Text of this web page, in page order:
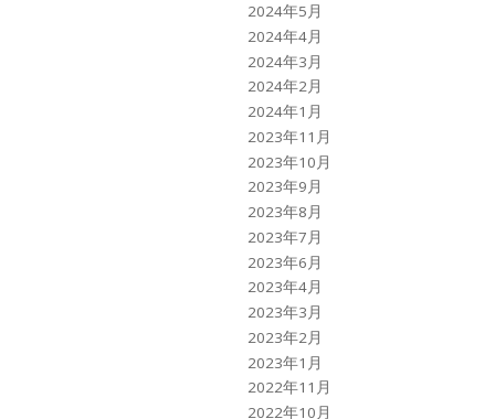
2024年5月
2024年4月
2024年3月
2024年2月
2024年1月
2023年11月
2023年10月
2023年9月
2023年8月
2023年7月
2023年6月
2023年4月
2023年3月
2023年2月
2023年1月
2022年11月
2022年10月